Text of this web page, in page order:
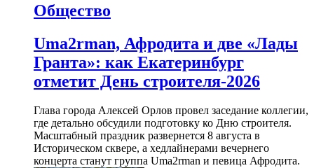
Общество
Uma2rman, Афродита и две «Лады
Гранта»: как Екатеринбург
отметит День строителя-2026
Глава города Алексей Орлов провел заседание коллегии,
где детально обсудили подготовку ко Дню строителя.
Масштабный праздник развернется 8 августа в
Историческом сквере, а хедлайнерами вечернего
концерта станут группа Uma2rman и певица Афродита.